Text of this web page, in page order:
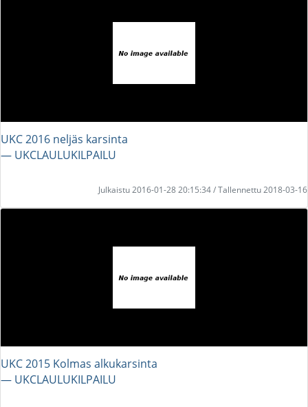
UKC 2016 neljäs karsinta
― UKCLAULUKILPAILU
Julkaistu 2016-01-28 20:15:34 / Tallennettu 2018-03-16
UKC 2015 Kolmas alkukarsinta
― UKCLAULUKILPAILU